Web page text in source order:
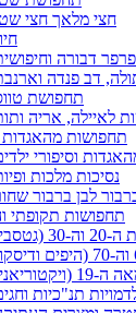
חצי מלאך חצי
דבורה
דב פנדה
תחפושת
לאיילה, אריה
תחפושות מהאגדות
וסיפורי
נסיכות מלכות
לבן ברבור
תחפושות תקופתי
תנ"כיות